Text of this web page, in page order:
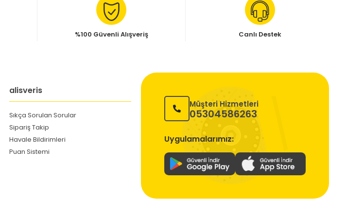
%100 Güvenli Alışveriş Canlı Destek
alisveris
Sıkça Sorulan Sorular
Sipariş Takip
Havale Bildirimleri
Puan Sistemi
Müşteri Hizmetleri
05304586263
Uygulamalarımız: